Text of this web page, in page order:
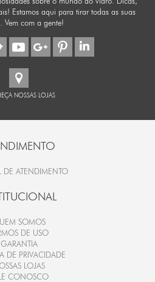
Estamos aqui para tirar todas as suas
Vem com a gente!
NOSSAS LOJAS
DE ATENDIMENTO
SOMOS
DE USO
GARANTIA
DE PRIVACIDADE
LOJAS
CONOSCO